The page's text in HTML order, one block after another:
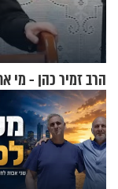
הרב זמיר כהן - מי